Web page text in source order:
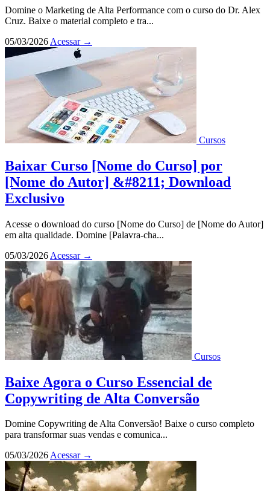
Domine o Marketing de Alta Performance com o curso do Dr. Alex
Cruz. Baixe o material completo e tra...
05/03/2026 Acessar →
Cursos
Baixar Curso [Nome do Curso] por
[Nome do Autor] &#8211; Download
Exclusivo
Acesse o download do curso [Nome do Curso] de [Nome do Autor]
em alta qualidade. Domine [Palavra-cha...
05/03/2026 Acessar →
Cursos
Baixe Agora o Curso Essencial de
Copywriting de Alta Conversão
Domine Copywriting de Alta Conversão! Baixe o curso completo
para transformar suas vendas e comunica...
05/03/2026Acessar →